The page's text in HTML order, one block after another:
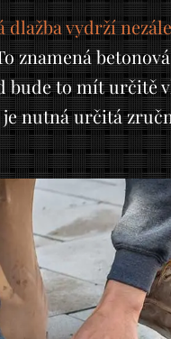
dlažba vydrží
znamená
to mít určitě
nutná určitá